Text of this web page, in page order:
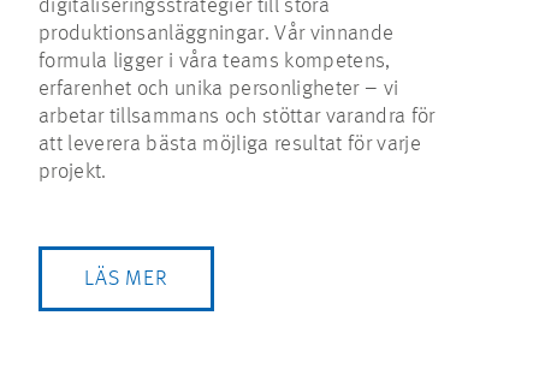
digitaliseringsstrategier till stora
produktionsanläggningar. Vår vinnande
formula ligger i våra teams kompetens,
erfarenhet och unika personligheter – vi
arbetar tillsammans och stöttar varandra för
att leverera bästa möjliga resultat för varje
projekt.
LÄS MER